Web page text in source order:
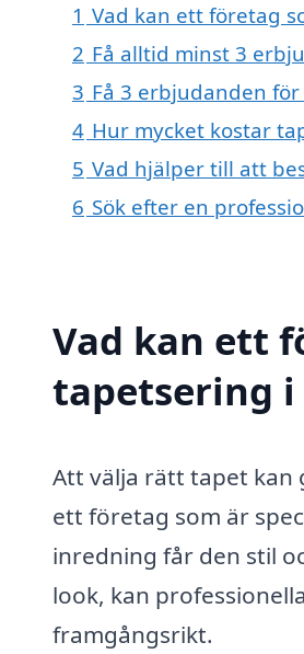
1 Vad kan ett företag
2 Få alltid minst 3
3 Få 3 erbjudanden
4 Hur mycket kostar
5 Vad hjälper till att
6 Sök efter en
Vad kan ett
tapetsering
Att välja rätt tapet kan
ett företag som är
inredning får den stil
look, kan
framgångsrikt.